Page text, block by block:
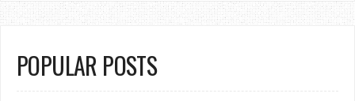
POPULAR POSTS